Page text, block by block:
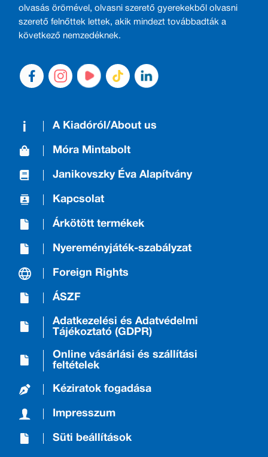
olvasás örömével, olvasni szerető gyerekekből olvasni
szerető felnőttek lettek, akik mindezt továbbadták a
következő nemzedéknek.
A Kiadóról/About us
Móra Mintabolt
Janikovszky Éva Alapítvány
Kapcsolat
Árkötött termékek
Nyereményjáték-szabályzat
Foreign Rights
ÁSZF
Adatkezelési és Adatvédelmi
Tájékoztató (GDPR)
Online vásárlási és szállítási
feltételek
Kéziratok fogadása
Impresszum
Süti beállítások